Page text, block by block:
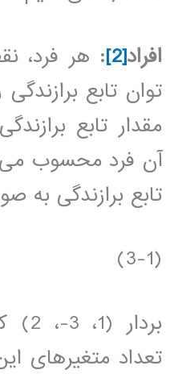
افراد[2]
: هر فرد،
توان تابع
مقدار تابع
آن فرد محسوب می
تابع برازندگی به
(3-1)
تعداد متغیرهای